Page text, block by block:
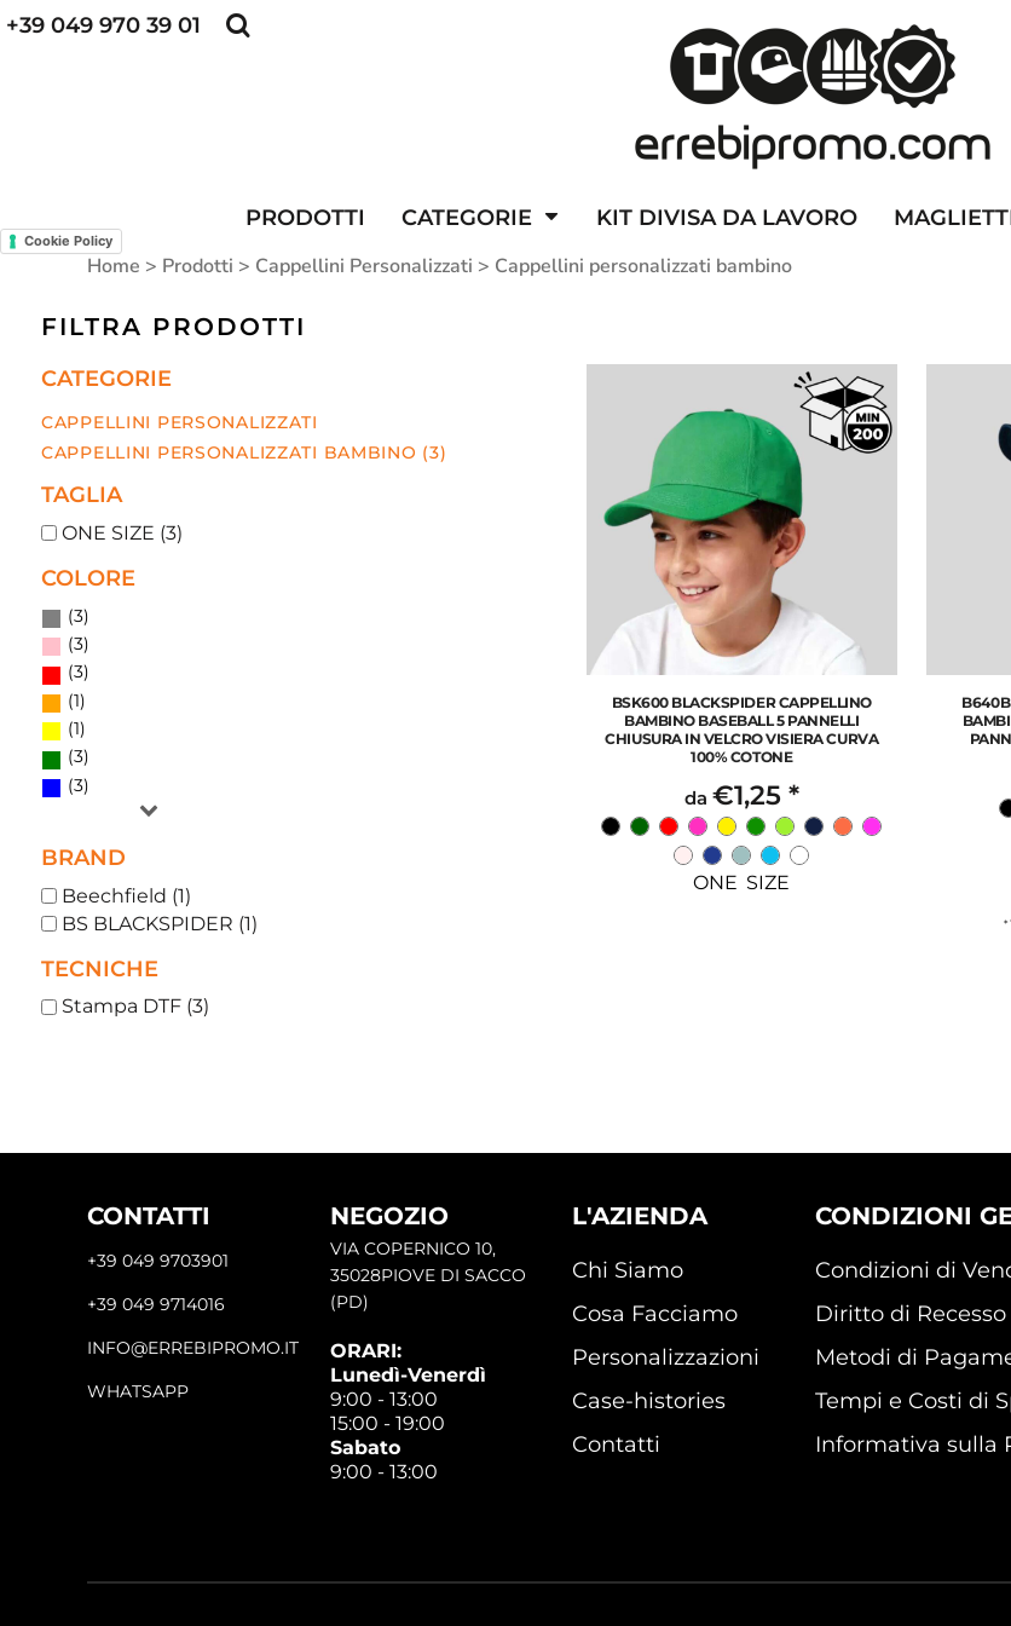
+39 049 970 39 01
PRODOTTI CATEGORIE KIT DIVISA DA LAVORO
Cookie Policy
Home > Prodotti > Cappellini Personalizzati > Cappellini personalizzati bambino
FILTRA PRODOTTI
CATEGORIE
CAPPELLINI PERSONALIZZATI
CAPPELLINI PERSONALIZZATI BAMBINO (3)
TAGLIA
ONE SIZE (3)
COLORE
(3)
(3)
(3)
(1)
(1)
(3)
(3)
BRAND
Beechfield (1)
BS BLACKSPIDER (1)
TECNICHE
Stampa DTF (3)
BSK600 BLACKSPIDER CAPPELLINO
BAMBINO BASEBALL 5 PANNELLI
CHIUSURA IN VELCRO VISIERA CURVA
100% COTONE
da €1,25 *
ONE SIZE
B640B
*
CONTATTI
+39 049 9703901
+39 049 9714016
INFO@ERREBIPROMO.IT
WHATSAPP
NEGOZIO
VIA COPERNICO 10,
35028PIOVE DI SACCO
(PD)
ORARI:
Lunedì-Venerdì
9:00 - 13:00
15:00 - 19:00
Sabato
9:00 - 13:00
L'AZIENDA
Chi Siamo
Cosa Facciamo
Personalizzazioni
Case-histories
Contatti
CONDIZIONI
Condizioni di
Diritto di Recesso
Metodi di
Tempi e Costi di
Informativa sulla
PRODOTTI
MAGLIETTE PERSONALIZZATE
CONTATTI
ACCESSO
REGISTRATI
CARRELLO: 0 ARTICOLO
POLO PERSONALIZZATE
DIVISE RISTORAZIONE
POLO PERSONALIZZATE CAPPELLINI PERSONALIZZATI ALTA VISIBILITA'